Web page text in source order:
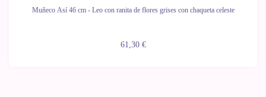
Muñeco Así 46 cm - Leo con ranita de flores grises con chaqueta celeste
61,30 €